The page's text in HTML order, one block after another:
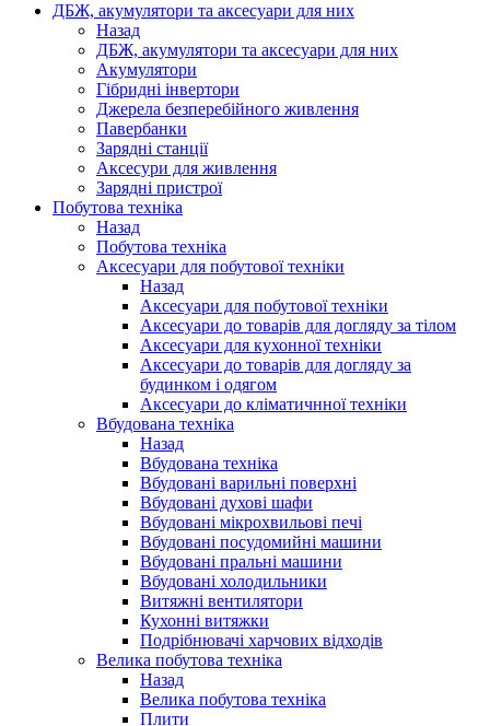
ДБЖ, акумулятори та аксесуари для них
Назад
ДБЖ, акумулятори та аксесуари для них
Акумулятори
Гібридні інвертори
Джерела безперебійного живлення
Павербанки
Зарядні станції
Аксесури для живлення
Зарядні пристрої
Побутова техніка
Назад
Побутова техніка
Аксесуари для побутової техніки
Назад
Аксесуари для побутової техніки
Аксесуари до товарів для догляду за тілом
Аксесуари для кухонної техніки
Аксесуари до товарів для догляду за
будинком і одягом
Аксесуари до кліматичнної техніки
Вбудована техніка
Назад
Вбудована техніка
Вбудовані варильні поверхні
Вбудовані духові шафи
Вбудовані мікрохвильові печі
Вбудовані посудомийні машини
Вбудовані пральні машини
Вбудовані холодильники
Витяжні вентилятори
Кухонні витяжки
Подрібнювачі харчових відходів
Велика побутова техніка
Назад
Велика побутова техніка
Плити